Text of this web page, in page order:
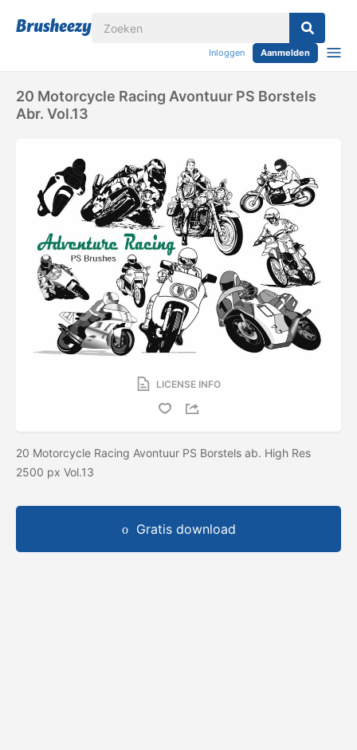
Inloggen Aanmelden
20 Motorcycle Racing Avontuur PS Borstels
Abr. Vol.13
LICENSE INFO
20 Motorcycle Racing Avontuur PS Borstels ab. High Res
2500 px Vol.13
Gratis download